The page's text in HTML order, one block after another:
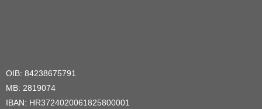
OIB: 84238675791
MB: 2819074
IBAN: HR3724020061825800001